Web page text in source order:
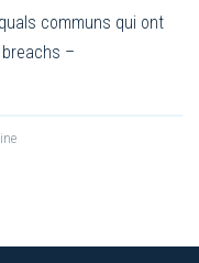
communs qui ont
–